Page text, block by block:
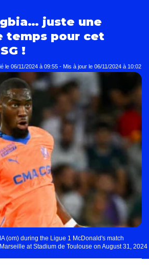
juste une
temps pour cet
!
le 06/11/2024 à 09:55 - Mis à jour le 06/11/2024 à 10:02
(om) during the Ligue 1 McDonald's match
at Stadium de Toulouse on August 31, 2024